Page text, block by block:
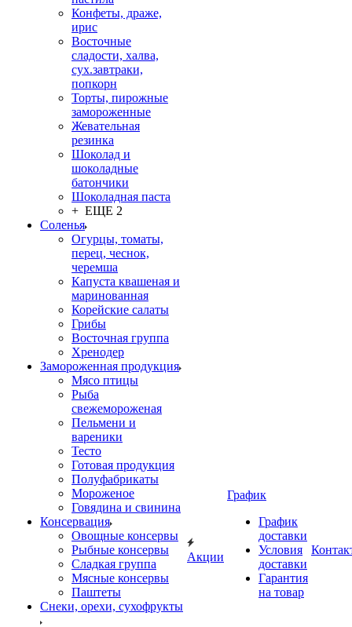
Конфеты, драже,
ирис
Восточные
сладости, халва,
сух.завтраки,
попкорн
Торты, пирожные
замороженные
Жевательная
резинка
Шоколад и
шоколадные
батончики
Шоколадная паста
+ ЕЩЕ 2
Соленья
Огурцы, томаты,
перец, чеснок,
черемша
Капуста квашеная и
маринованная
Корейские салаты
Грибы
Восточная группа
Хренодер
Замороженная продукция
Мясо птицы
Рыба
свежемороженая
Пельмени и
вареники
Тесто
Готовая продукция
Полуфабрикаты
Мороженое
Говядина и свинина
Консервация
Овощные консервы
Рыбные консервы
Сладкая группа
Мясные консервы
Паштеты
Снеки, орехи, сухофрукты
Акции
График
График
доставки
Условия
доставки
Гарантия
на товар